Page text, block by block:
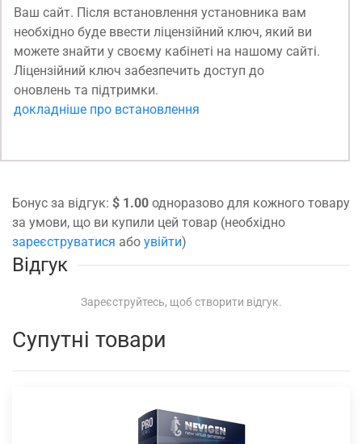
Ваш сайт. Після встановлення установника вам
необхідно буде ввести ліцензійний ключ, який ви
можете знайти у своєму кабінеті на нашому сайті.
Ліцензійний ключ забезпечить доступ до
оновлень та підтримки.
докладніше про встановлення
Бонус за відгук: $ 1.00 одноразово для кожного товару
за умови, що ви купили цей товар (необхідно
зареєструватися або увійти)
Відгук
Зареєструйтесь, щоб створити відгук.
Супутні товари